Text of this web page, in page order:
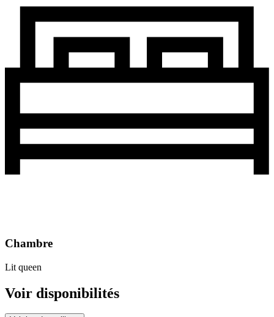
Chambre
Lit queen
Voir disponibilités